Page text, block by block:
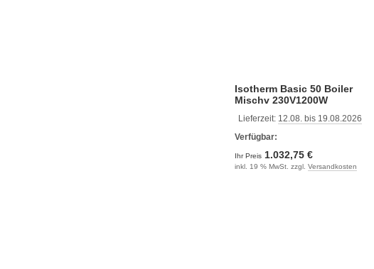
Isotherm Basic 50 Boiler
Mischv 230V1200W
Lieferzeit: 12.08. bis 19.08.2026
Verfügbar:
Ihr Preis 1.032,75 €
inkl. 19 % MwSt. zzgl. Versandkosten